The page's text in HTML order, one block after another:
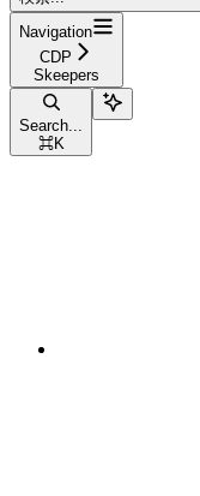
Navigation
CDP
Skeepers
Search...
⌘K